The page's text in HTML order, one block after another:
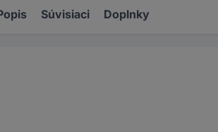
Súvisiaci Doplnky